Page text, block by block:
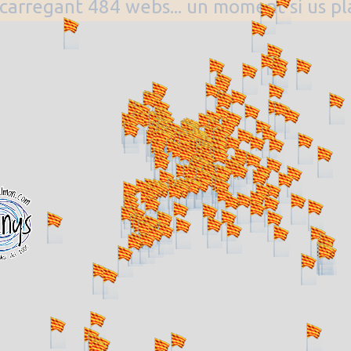
484 webs... un moment si us